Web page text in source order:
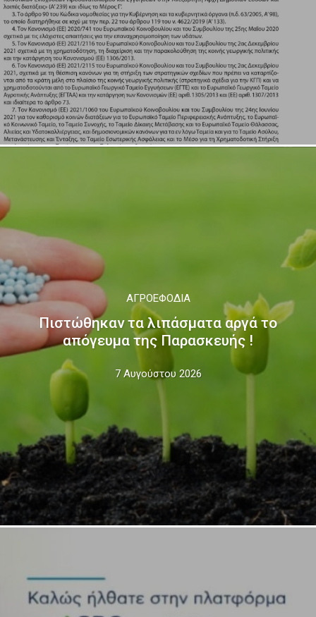
ΑΓΡΟΕΦΌΔΙΑ
Πιστώθηκαν τα λιπάσματα αργά το
απόγευμα της Παρασκευής !
7 Αυγούστου 2026